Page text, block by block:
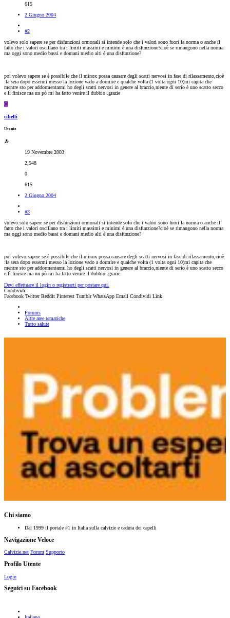
615
2 Giugno 2004
#2
volevo solo sapere se per disfunzioni ormonali si intende solo che i valori sono fuori la norma o anche il
fatto che i valori oscillano tra i limiti massimi e minimi è una disfunzione?cioè se rimangono nella norma
ma oggi sono medio bassi e domani medio alti è una disfunzione?
poi volevo sapere se è possibile che il minox possa causare degli scatti nervosi in fase di rilassamento,cioè
:la sera dopo essermi messo la lozione vado a dormire e qualche volta (1 volta ogni 10)mi capita che
mentre sto per addormentarmi ho degli scatti nervosi in genere al braccio,niente di serio è uno scatto secco
e lì finisce ma un pò mi ha fatto venire il dubbio .grazie
C
cibelli
Utente
19 Novembre 2003
2,548
0
615
2 Giugno 2004
#3
volevo solo sapere se per disfunzioni ormonali si intende solo che i valori sono fuori la norma o anche il
fatto che i valori oscillano tra i limiti massimi e minimi è una disfunzione?cioè se rimangono nella norma
ma oggi sono medio bassi e domani medio alti è una disfunzione?
poi volevo sapere se è possibile che il minox possa causare degli scatti nervosi in fase di rilassamento,cioè
:la sera dopo essermi messo la lozione vado a dormire e qualche volta (1 volta ogni 10)mi capita che
mentre sto per addormentarmi ho degli scatti nervosi in genere al braccio,niente di serio è uno scatto secco
e lì finisce ma un pò mi ha fatto venire il dubbio .grazie
Devi effettuare il login o registrarti per postare qui.
Condividi:
Facebook Twitter Reddit Pinterest Tumblr WhatsApp Email Condividi Link
Forums
Altre aree tematiche
Tutto salute
Chi siamo
Dal 1999 il portale #1 in Italia sulla calvizie e caduta dei capelli
Navigazione Veloce
Calvizie.net Forum Supporto
Profilo Utente
Login
Seguici su Facebook